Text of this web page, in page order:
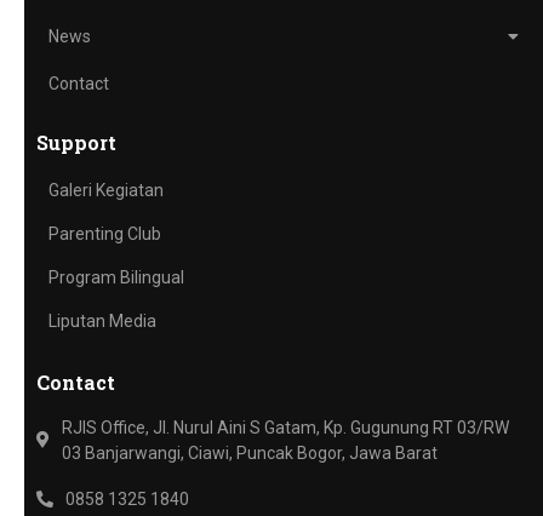
News
Contact
Support
Galeri Kegiatan
Parenting Club
Program Bilingual
Liputan Media
Contact
RJIS Office, Jl. Nurul Aini S Gatam, Kp. Gugunung RT 03/RW
03 Banjarwangi, Ciawi, Puncak Bogor, Jawa Barat
0858 1325 1840